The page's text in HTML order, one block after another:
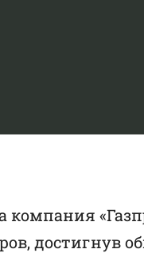
компания
достигнув